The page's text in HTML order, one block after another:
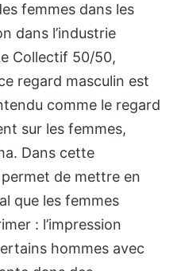
femmes dans les
dans l’industrie
Collectif 50/50,
regard masculin est
comme le regard
sur les femmes,
Dans cette
de mettre en
que les femmes
: l’impression
hommes avec